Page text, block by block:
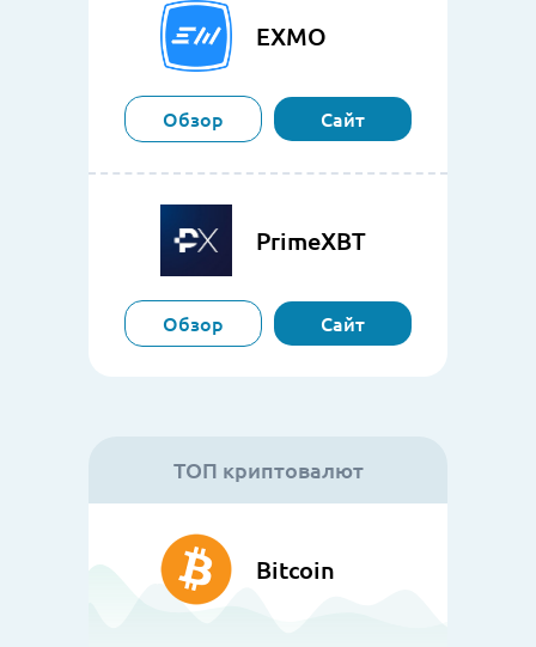
EXMO
Обзор Сайт
PrimeXBT
Обзор Сайт
ТОП криптовалют
Bitcoin